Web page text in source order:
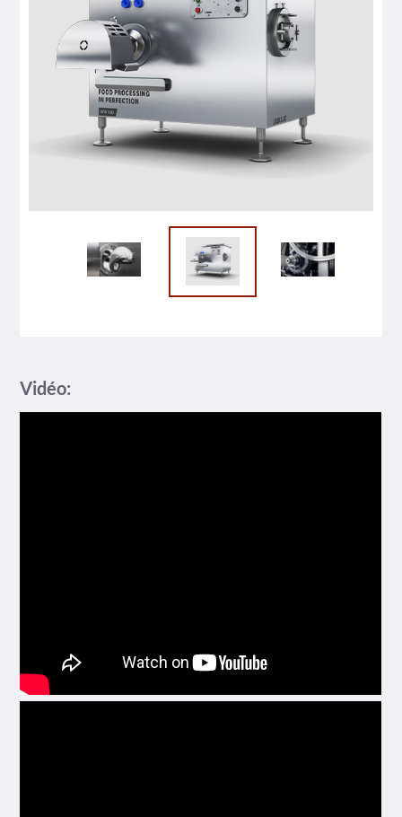
Vidéo: